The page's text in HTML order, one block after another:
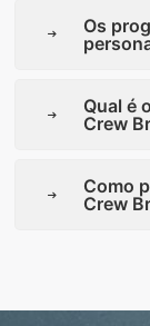
Os
Qual é
Crew
Como
Crew